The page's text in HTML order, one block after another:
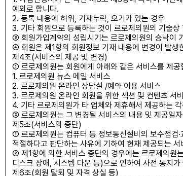
예외로 합니다.
2. 등록 내용에 허위, 기재누락, 오기가 있는 경우
3. 기타 회원으로 등록하는 것이 르로제의원의 기술
③ 회원가입계약의 성립시기는 르로제의원의 승낙이
④ 회원은 제1항의 회원정보 기재 내용에 변경이 발생
제4조(서비스의 제공 및 변경)
① 르로제의원는 회원에게 아래와 같은 서비스를 제공
1. 르로제의원 뉴스 메일 서비스
2. 르로제의원 온라인 상담실 /예약 이용 서비스
3. 르로제의원 온라인 회원을 위한 섹션 및 컨텐츠 서
4. 기타 르로제의원가 타 업체와 제휴해서 제공하는
② 르로제의원는 그 변경될 서비스의 내용 및 제공일
제5조(서비스의 중단)
① 르로제의원는 컴퓨터 등 정보통신설비의 보수점검
적절하다고 판단하는 사유에 기하여 현재 제공되는
② 제1항에 의한 서비스 중단의 경우에는 르로제의원
디스크 장애, 시스템 다운 등)으로 인하여 사전 통지
제6조(회원 탈퇴 및 자격 상실 등)